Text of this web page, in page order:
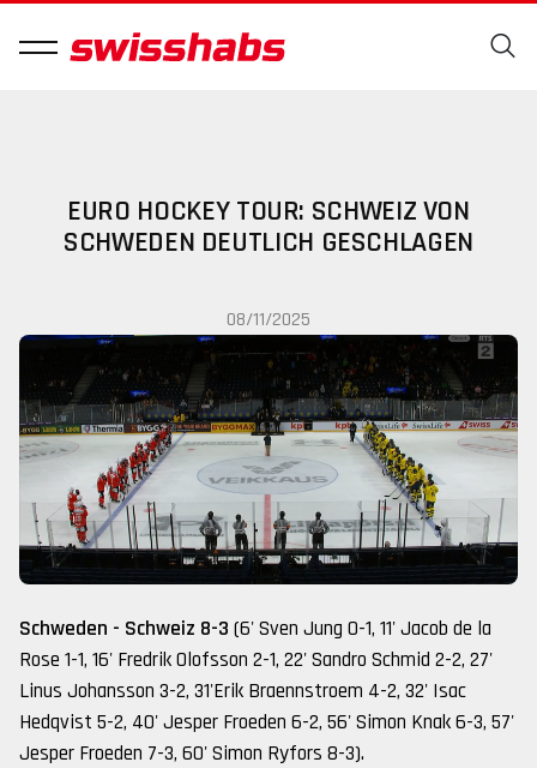
EURO HOCKEY TOUR: SCHWEIZ VON
SCHWEDEN DEUTLICH GESCHLAGEN
08/11/2025
Schweden - Schweiz 8-3 (6' Sven Jung 0-1, 11' Jacob de la
Rose 1-1, 16' Fredrik Olofsson 2-1, 22' Sandro Schmid 2-2, 27'
Linus Johansson 3-2, 31'Erik Braennstroem 4-2, 32' Isac
Hedqvist 5-2, 40' Jesper Froeden 6-2, 56' Simon Knak 6-3, 57'
Jesper Froeden 7-3, 60' Simon Ryfors 8-3).